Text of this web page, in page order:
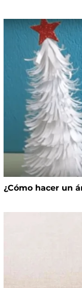
¿Cómo hacer un